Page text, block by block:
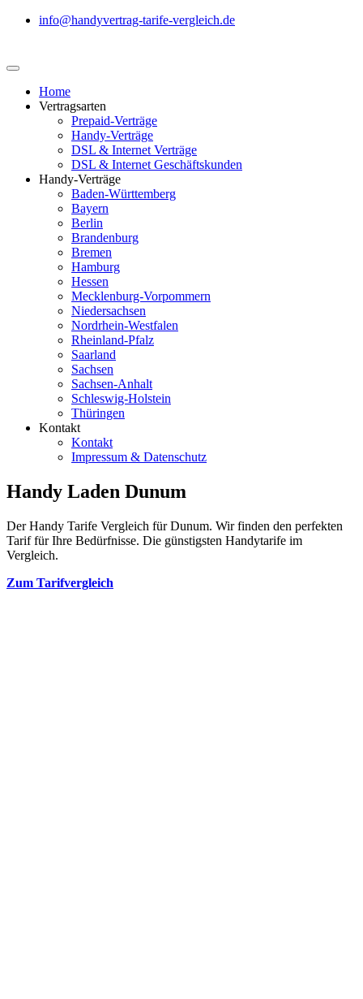
info@handyvertrag-tarife-vergleich.de
Home
Vertragsarten
Prepaid-Verträge
Handy-Verträge
DSL & Internet Verträge
DSL & Internet Geschäftskunden
Handy-Verträge
Baden-Württemberg
Bayern
Berlin
Brandenburg
Bremen
Hamburg
Hessen
Mecklenburg-Vorpommern
Niedersachsen
Nordrhein-Westfalen
Rheinland-Pfalz
Saarland
Sachsen
Sachsen-Anhalt
Schleswig-Holstein
Thüringen
Kontakt
Kontakt
Impressum & Datenschutz
Handy Laden Dunum
Der Handy Tarife Vergleich für Dunum. Wir finden den perfekten
Tarif für Ihre Bedürfnisse. Die günstigsten Handytarife im
Vergleich.
Zum Tarifvergleich